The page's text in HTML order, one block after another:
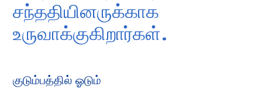
சந்ததியினருக்காக
உருவாக்குகிறார்கள்.
குடும்பத்தில் ஓடும்